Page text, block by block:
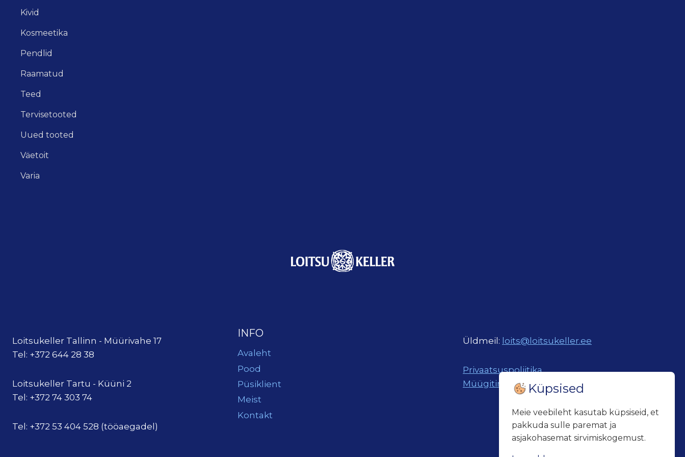
Kivid
Kosmeetika
Pendlid
Raamatud
Teed
Tervisetooted
Uued tooted
Väetoit
Varia
Loitsukeller Tallinn - Müürivahe 17
Tel: +372 644 28 38
Loitsukeller Tartu - Küüni 2
Tel: +372 74 303 74
Tel: +372 53 404 528 (tööaegadel)
INFO
Avaleht
Pood
Püsiklient
Meist
Kontakt
Üldmeil: loits@loitsukeller.ee
Privaatsuspoliitika
MüügitingimusedKüpsised
Meie veebileht kasutab küpsiseid, et
pakkuda sulle paremat ja
asjakohasemat sirvimiskogemust.